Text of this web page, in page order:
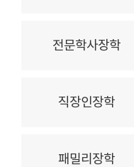
전문학사장학
직장인장학
패밀리장학